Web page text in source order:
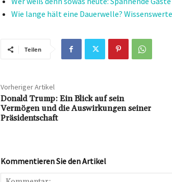
Wie lange hält eine Dauerwelle?
Teilen
Vorheriger Artikel
Donald Trump: Ein Blick auf sein
Vermögen und die Auswirkungen seiner
Präsidentschaft
Kommentieren Sie den Artikel